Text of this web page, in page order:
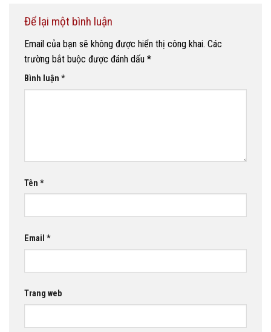
Để lại một bình luận
Email của bạn sẽ không được hiển thị công khai. Các
trường bắt buộc được đánh dấu *
Bình luận *
Tên *
Email *
Trang web